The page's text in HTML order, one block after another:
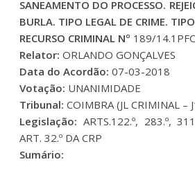
SANEAMENTO DO PROCESSO.
BURLA. TIPO LEGAL DE CRIME.
RECURSO CRIMINAL Nº 189/
Relator:ORLANDO GONÇALVES
Data do Acordão:07-03-2018
Votação: UNANIMIDADE
Tribunal: COIMBRA (JL CRIMINAL –
Legislação:ARTS.122.º, 283.º,
ART. 32.º DA CRP
Sumário: